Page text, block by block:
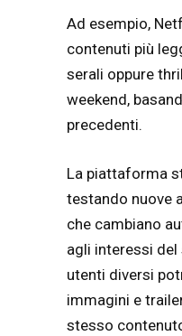
Ad esempio,
contenuti più
serali oppure
weekend,
precedenti.
La piattaforma
testando nuove
che cambiano
agli interessi
utenti diversi
immagini e
stesso